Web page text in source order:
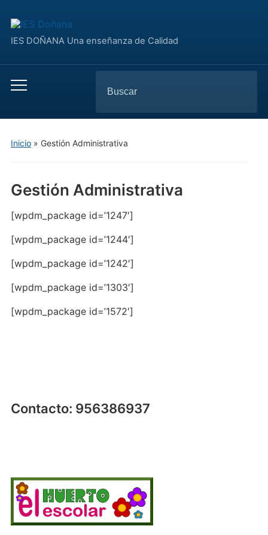
IES DOÑANA Una enseñanza de Calidad
Alternar
menú
móvil
Inicio» Gestión Administrativa
Gestión Administrativa
[wpdm_package id=’1247′]
[wpdm_package id=’1244′]
[wpdm_package id=’1242′]
[wpdm_package id=’1303′]
[wpdm_package id=’1572′]
Contacto: 956386937